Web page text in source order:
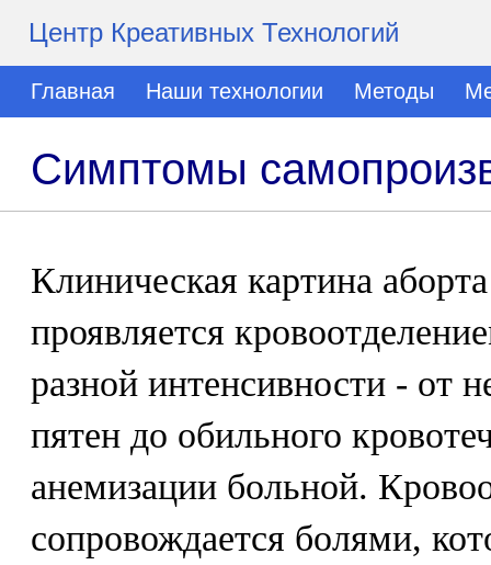
Центр Креативных Технологий
Главная Наши технологии Методы
Симптомы
Клиническая картина
проявляется
разной интенсивности - от
пятен до обильного
анемизации больной.
сопровождается болями,